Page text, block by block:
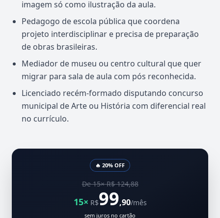
imagem só como ilustração da aula.
Pedagogo de escola pública que coordena
projeto interdisciplinar e precisa de preparação
de obras brasileiras.
Mediador de museu ou centro cultural que quer
migrar para sala de aula com pós reconhecida.
Licenciado recém-formado disputando concurso
municipal de Arte ou História com diferencial real
no currículo.
🔥 20% OFF
De 15× R$ 124,88
15× R$99,90/mês
sem juros no cartão